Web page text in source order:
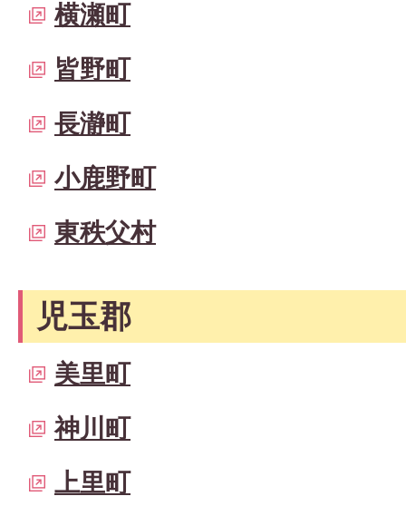
横瀬町
皆野町
長瀞町
小鹿野町
東秩父村
児玉郡
美里町
神川町
上里町